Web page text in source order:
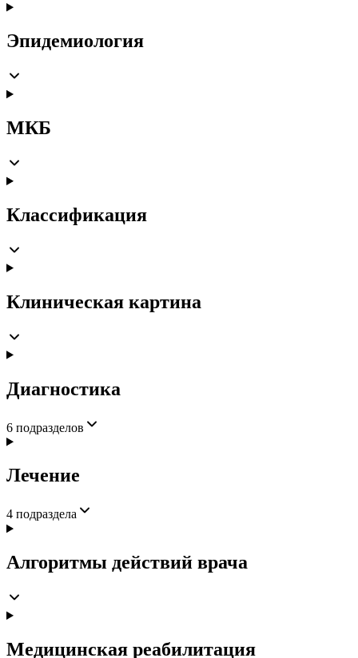
Эпидемиология
МКБ
Классификация
Клиническая картина
Диагностика
6 подразделов
Лечение
4 подраздела
Алгоритмы действий врача
Медицинская реабилитация